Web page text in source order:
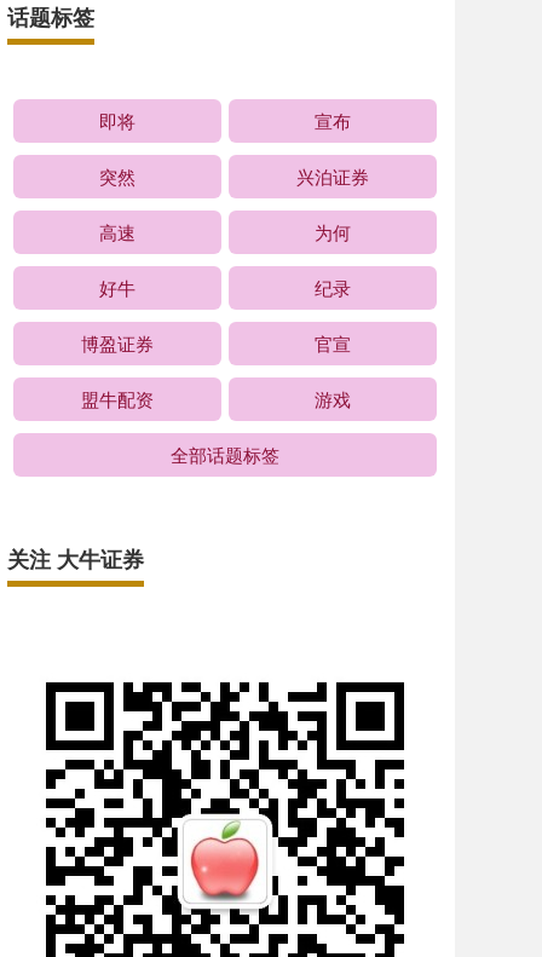
话题标签
即将 宣布
突然 兴泊证券
高速 为何
好牛 纪录
博盈证券 官宣
盟牛配资 游戏
全部话题标签
关注 大牛证券